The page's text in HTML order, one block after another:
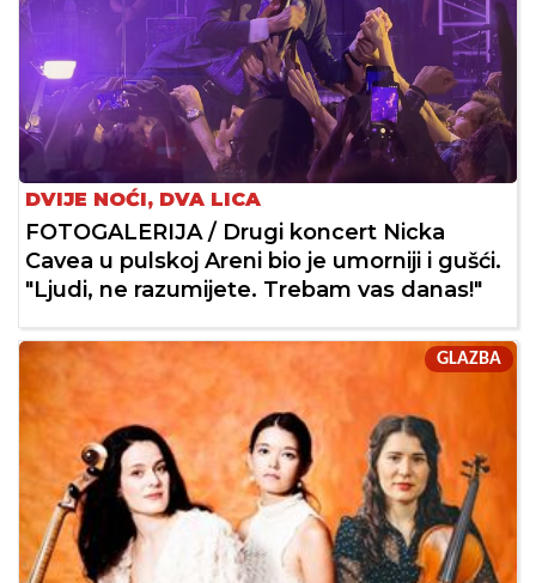
DVIJE NOĆI, DVA LICA
FOTOGALERIJA / Drugi koncert Nicka
Cavea u pulskoj Areni bio je umorniji i gušći.
"Ljudi, ne razumijete. Trebam vas danas!"
GLAZBA